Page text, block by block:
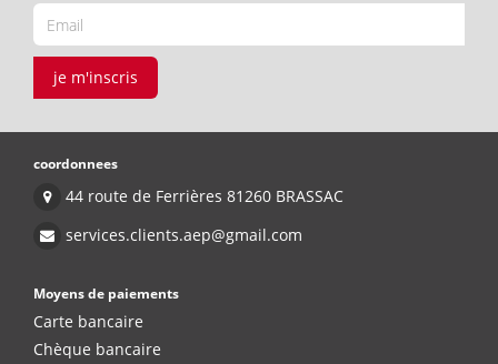
je m'inscris
coordonnees
44 route de Ferrières 81260 BRASSAC
services.clients.aep@gmail.com
Moyens de paiements
Carte bancaire
Chèque bancaire